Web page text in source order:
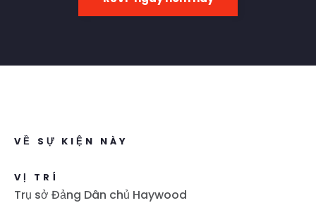
VỀ SỰ KIỆN NÀY
VỊ TRÍ
Trụ sở Đảng Dân chủ Haywood